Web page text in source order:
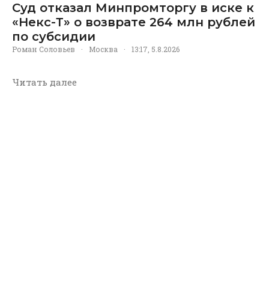
Суд отказал Минпромторгу в иске к
«Некс-Т» о возврате 264 млн рублей
по субсидии
Роман Соловьев · Москва · 13:17, 5.8.2026
Читать далее